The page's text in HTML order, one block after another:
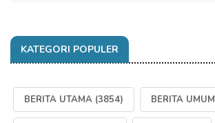
KATEGORI POPULER
BERITA UTAMA (3854) BERITA UMUM